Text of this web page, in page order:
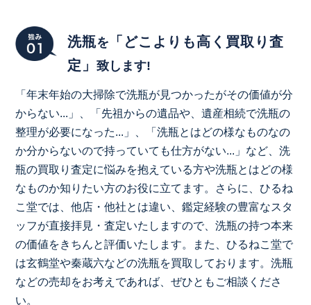
洗瓶を
「どこよりも高く買取り査
定」致します!
「年末年始の大掃除で洗瓶が見つかったがその価値が分
からない...」、「先祖からの遺品や、遺産相続で洗瓶の
整理が必要になった...」、「洗瓶とはどの様なものなの
か分からないので持っていても仕方がない...」など、洗
瓶の買取り査定に悩みを抱えている方や洗瓶とはどの様
なものか知りたい方のお役に立てます。さらに、ひるね
こ堂では、他店・他社とは違い、鑑定経験の豊富なスタ
ッフが直接拝見・査定いたしますので、洗瓶の持つ本来
の価値をきちんと評価いたします。また、ひるねこ堂で
は玄鶴堂や秦蔵六などの洗瓶を買取しております。洗瓶
などの売却をお考えであれば、ぜひともご相談くださ
い。